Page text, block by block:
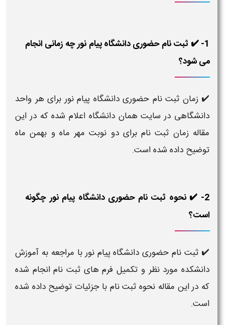
1- ✔️ ثبت نام حضوری دانشگاه پیام نور چه زمانی انجام
می شود؟
✔️ زمان ثبت نام حضوری دانشگاه پیام نور برای هر واحد
دانشگاهی در سایت همان دانشگاه اعلام شده که در این
مقاله زمان ثبت نام برای دو نوبت مهر ماه و بهمن ماه
توضیح داده شده است.
2- ✔️ نحوه ثبت نام حضوری دانشگاه پیام نور چگونه
است؟
✔️ ثبت نام حضوری دانشگاه پیام نور با مراجعه به آموزش
دانشکده مورد نظر و تکمیل فرم های ثبت نام انجام شده
که در این مقاله نحوه ثبت نام با جزئیات توضیح داده شده
است.